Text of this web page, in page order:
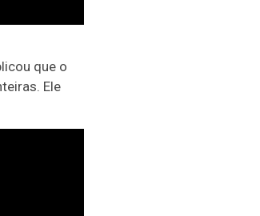
que o
Ele